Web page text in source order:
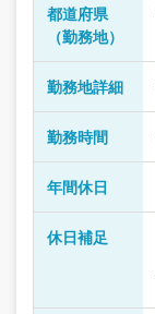
都道府県
（勤務地）
勤務地詳細
勤務時間
年間休日
休日補足